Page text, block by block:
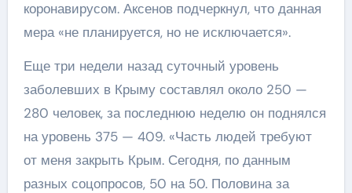
коронавирусом. Аксенов подчеркнул, что данная
мера «не планируется, но не исключается».
Еще три недели назад суточный уровень
заболевших в Крыму составлял около 250 —
280 человек, за последнюю неделю он поднялся
на уровень 375 — 409. «Часть людей требуют
от меня закрыть Крым. Сегодня, по данным
разных соцопросов, 50 на 50. Половина за